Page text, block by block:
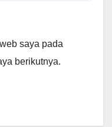
saya pada
berikutnya.